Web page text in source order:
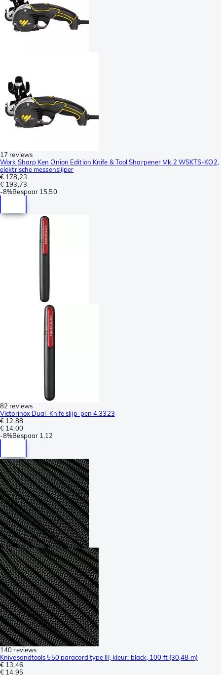
17 reviews
Work Sharp Ken Onion Edition Knife & Tool Sharpener Mk.2 WSKTS-KO2,
elektrische messenslijper
€ 178,23
€ 193,73
-8%Bespaar 15,50
82 reviews
Victorinox Dual-Knife slijp-pen 4.3323
€ 12,88
€ 14,00
-8%Bespaar 1,12
140 reviews
Knivesandtools 550 paracord type III, kleur: black, 100 ft (30,48 m)
€ 13,46
€ 14,95